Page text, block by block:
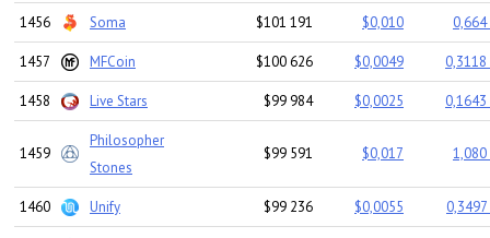
1456 Soma $101 191 $0,010
1457 MFCoin $100 626 $0,0049
1458 Live Stars $99 984 $0,0025
1459
Philosopher
Stones
$99 591 $0,017 1,080
1460 Unify $99 236 $0,0055